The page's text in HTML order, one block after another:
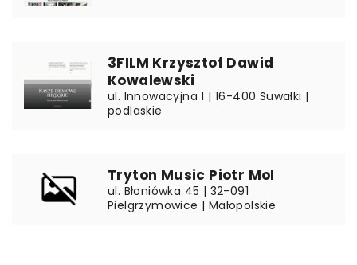
3FILM Krzysztof Dawid
Kowalewski
ul. Innowacyjna 1 | 16-400 Suwałki |
podlaskie
Tryton Music Piotr Mol
ul. Błoniówka 45 | 32-091
Pielgrzymowice | Małopolskie